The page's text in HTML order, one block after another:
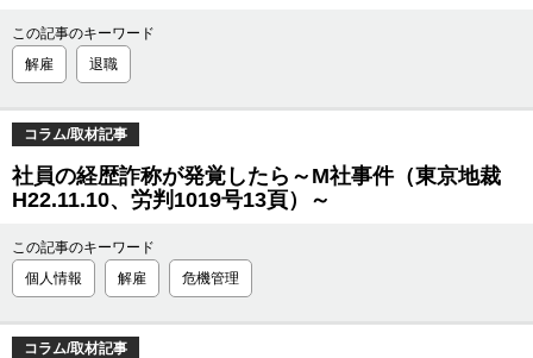
この記事のキーワード
解雇
退職
コラム/取材記事
社員の経歴詐称が発覚したら～M社事件（東京地裁
H22.11.10、労判1019号13頁）～
この記事のキーワード
個人情報
解雇 危機管理
コラム/取材記事